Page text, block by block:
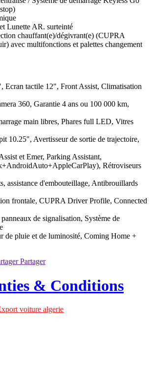
Lunette AR. surteinté
chauffant(e)/dégivrant(e) (CUPRA
avec multifonctions et palettes changement
Ecran tactile 12", Front Assist, Climatisation
360, Garantie 4 ans ou 100 000 km,
main libres, Phares full LED, Vitres
10.25", Avertisseur de sortie de trajectoire,
et Emer, Parking Assistant,
Rétroviseurs
assistance d'embouteillage, Antibrouillards
frontale, CUPRA Driver Profile, Connected
de signalisation, Système de
de pluie et de luminosité, Coming Home +
Partager
& Conditions
voiture algerie